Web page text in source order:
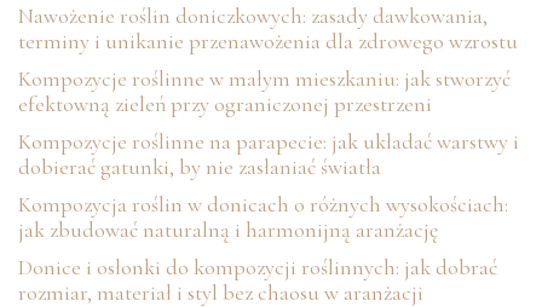
Nawożenie roślin doniczkowych: zasady dawkowania,
terminy i unikanie przenawożenia dla zdrowego wzrostu
Kompozycje roślinne w małym mieszkaniu: jak stworzyć
efektowną zieleń przy ograniczonej przestrzeni
Kompozycje roślinne na parapecie: jak układać warstwy i
dobierać gatunki, by nie zasłaniać światła
Kompozycja roślin w donicach o różnych wysokościach:
jak zbudować naturalną i harmonijną aranżację
Donice i osłonki do kompozycji roślinnych: jak dobrać
rozmiar, materiał i styl bez chaosu w aranżacji